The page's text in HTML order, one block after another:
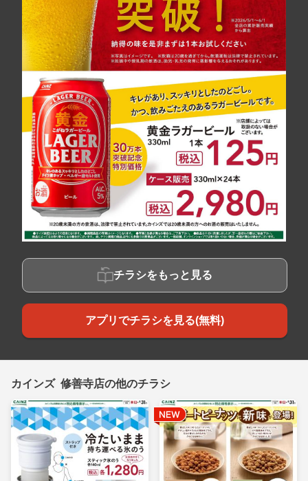
チラシをもっと見る
アプリでチラシを見る(無料)
カインズ 修善寺店の他のチラシ